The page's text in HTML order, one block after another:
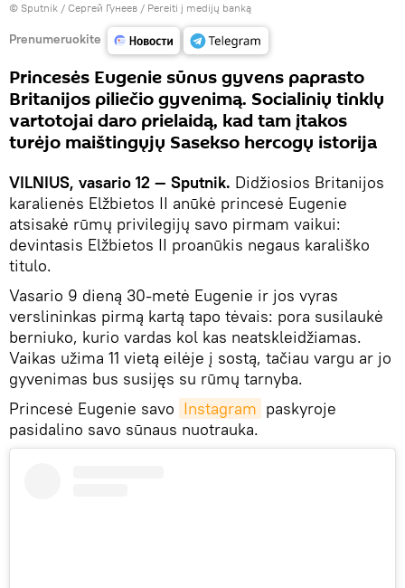
© Sputnik / Сергей Гунеев / Pereiti į medijų banką
Prenumeruokite
Princesės Eugenie sūnus gyvens paprasto
Britanijos piliečio gyvenimą. Socialinių tinklų
vartotojai daro prielaidą, kad tam įtakos
turėjo maištingųjų Sasekso hercogų istorija
VILNIUS, vasario 12 — Sputnik. Didžiosios Britanijos
karalienės Elžbietos II anūkė princesė Eugenie
atsisakė rūmų privilegijų savo pirmam vaikui:
devintasis Elžbietos II proanūkis negaus karališko
titulo.
Vasario 9 dieną 30-metė Eugenie ir jos vyras
verslininkas pirmą kartą tapo tėvais: pora susilaukė
berniuko, kurio vardas kol kas neatskleidžiamas.
Vaikas užima 11 vietą eilėje į sostą, tačiau vargu ar jo
gyvenimas bus susijęs su rūmų tarnyba.
Princesė Eugenie savo Instagram paskyroje
pasidalino savo sūnaus nuotrauka.